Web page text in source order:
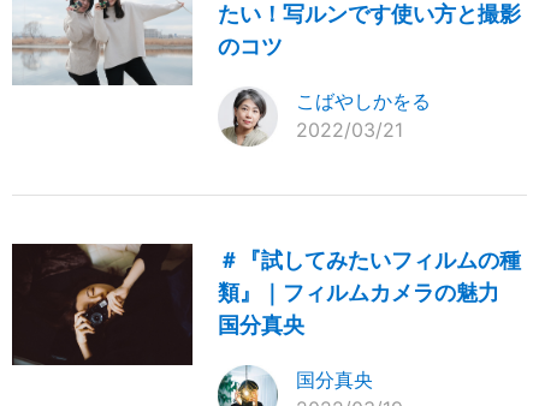
たい！写ルンです使い方と撮影
のコツ
こばやしかをる
2022/03/21
＃『試してみたいフィルムの種
類』｜フィルムカメラの魅力
国分真央
国分真央